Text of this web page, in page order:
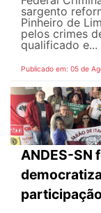
sargento
Pinheiro de
pelos crimes
qualificado e...
Publicado em: 05 de
ANDES-SN